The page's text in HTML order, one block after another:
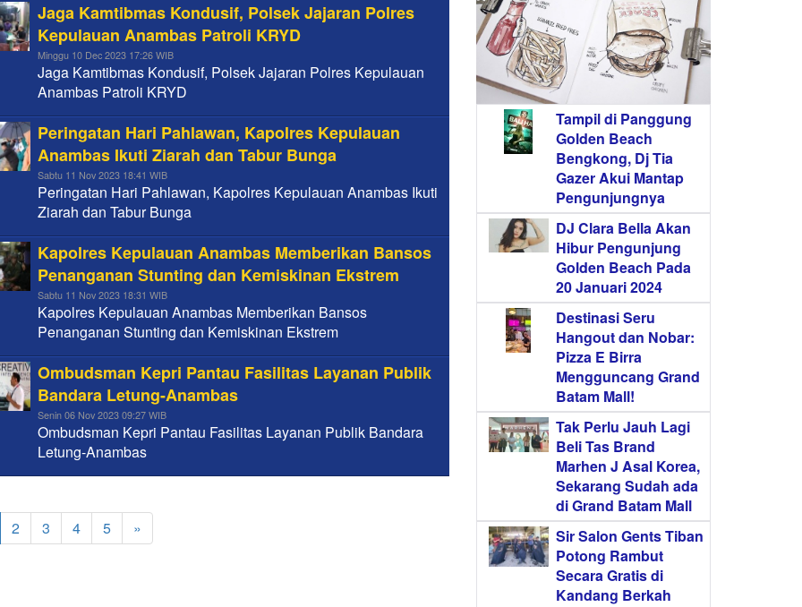
Jaga Kamtibmas Kondusif, Polsek Jajaran Polres
Kepulauan Anambas Patroli KRYD
Minggu 10 Dec 2023 17:26 WIB
Jaga Kamtibmas Kondusif, Polsek Jajaran Polres Kepulauan
Anambas Patroli KRYD
Peringatan Hari Pahlawan, Kapolres Kepulauan
Anambas Ikuti Ziarah dan Tabur Bunga
Sabtu 11 Nov 2023 18:41 WIB
Peringatan Hari Pahlawan, Kapolres Kepulauan Anambas Ikuti
Ziarah dan Tabur Bunga
Kapolres Kepulauan Anambas Memberikan Bansos
Penanganan Stunting dan Kemiskinan Ekstrem
Sabtu 11 Nov 2023 18:31 WIB
Kapolres Kepulauan Anambas Memberikan Bansos
Penanganan Stunting dan Kemiskinan Ekstrem
Ombudsman Kepri Pantau Fasilitas Layanan Publik
Bandara Letung-Anambas
Senin 06 Nov 2023 09:27 WIB
Ombudsman Kepri Pantau Fasilitas Layanan Publik Bandara
Letung-Anambas
2 3 4 5 »
Tampil di Panggung
Golden Beach
Bengkong, Dj Tia
Gazer Akui Mantap
Pengunjungnya
DJ Clara Bella Akan
Hibur Pengunjung
Golden Beach Pada
20 Januari 2024
Destinasi Seru
Hangout dan Nobar:
Pizza E Birra
Mengguncang Grand
Batam Mall!
Tak Perlu Jauh Lagi
Beli Tas Brand
Marhen J Asal Korea,
Sekarang Sudah ada
di Grand Batam Mall
Sir Salon Gents Tiban
Potong Rambut
Secara Gratis di
Kandang Berkah